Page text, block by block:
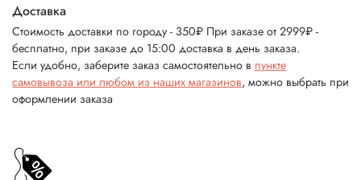
Доставка
Стоимость доставки по городу - 350₽ При заказе от 2999₽ -
бесплатно, при заказе до 15:00 доставка в день заказа.
Если удобно, заберите заказ самостоятельно в пункте
самовывоза или любом из наших магазинов, можно выбрать при
оформлении заказа